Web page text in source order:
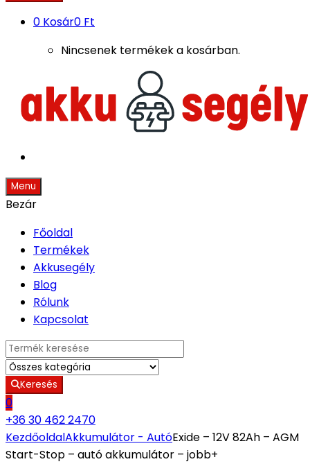
0 Kosár0 Ft
Nincsenek termékek a kosárban.
Menu
Bezár
Főoldal
Termékek
Akkusegély
Blog
Rólunk
Kapcsolat
Search for:
Keresés
0
+36 30 462 2470
KezdőoldalAkkumulátor - AutóExide – 12V 82Ah – AGM
Start-Stop – autó akkumulátor – jobb+